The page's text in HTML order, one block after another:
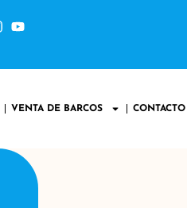
VENTA DE BARCOS CONTACTO